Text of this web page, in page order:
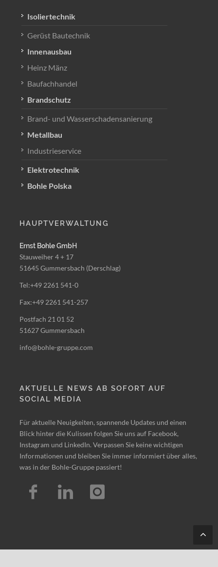
Isoliertechnik
Gerüst Bautechnik
Innenausbau
Heinz Mänz
Baufachhandel
Brandschutz
Brand- und Wasserschadensanierung
Metallbau
Industrieservice
Elektrotechnik
Bohle Polska
HAUPTVERWALTUNG
Ernst Bohle GmbH
Stauweiher 4 + 17
51645 Gummersbach (Derschlag)
Tel:+49 2261 541-0
Fax:+49 2261 541-257
Postfach 21 01 52
51627 Gummersbach
info@bohle-gruppe.com
AKTUELLE NEWS AB SOFORT AUF
SOCIAL MEDIA
Für aktuelle Neuigkeiten, spannende Updates und einen
Blick hinter die Kulissen folgen Sie uns auf Facebook,
Instagram und LinkedIn. Verpassen Sie keine wichtigen
Informationen und bleiben Sie immer informiert über alles,
was in der Bohle-Gruppe passiert!